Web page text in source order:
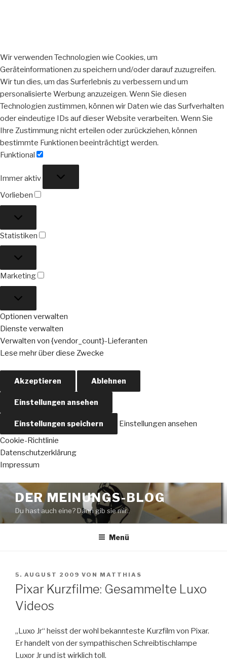
Wir verwenden Technologien wie Cookies, um
Geräteinformationen zu speichern und/oder darauf zuzugreifen.
Wir tun dies, um das Surferlebnis zu verbessern und um
personalisierte Werbung anzuzeigen. Wenn Sie diesen
Technologien zustimmen, können wir Daten wie das Surfverhalten
oder eindeutige IDs auf dieser Website verarbeiten. Wenn Sie
Ihre Zustimmung nicht erteilen oder zurückziehen, können
bestimmte Funktionen beeinträchtigt werden.
Funktional
Immer aktiv
Vorlieben
Statistiken
Marketing
Optionen verwalten
Dienste verwalten
Verwalten von {vendor_count}-Lieferanten
Lese mehr über diese Zwecke
Akzeptieren Ablehnen
Einstellungen ansehen
Einstellungen speichern
Einstellungen ansehen
Cookie-Richtlinie
Datenschutzerklärung
Impressum
Zum
Inhalt
springen
DER MEINUNGS-BLOG
Du hast auch eine? Dann gib sie mir..
Menü
VERÖFFENTLICHT
AM
5. AUGUST 2009 VON MATTHIAS
Pixar Kurzfilme: Gesammelte Luxo
Videos
„Luxo Jr“ heisst der wohl bekannteste Kurzfilm von Pixar.
Er handelt von der sympathischen Schreibtischlampe
Luxor Jr und ist wirklich toll.